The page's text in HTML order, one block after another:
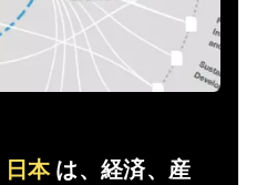
日本 は、経済、産